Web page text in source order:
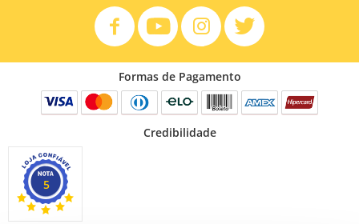
Formas de Pagamento
Credibilidade
5